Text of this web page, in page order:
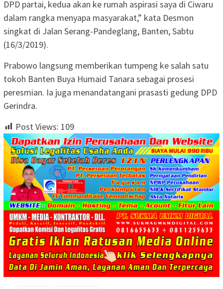
DPD partai, kedua akan ke rumah aspirasi saya di Ciwaru
dalam rangka menyapa masyarakat,” kata Desmon
singkat di Jalan Serang-Pandeglang, Banten, Sabtu
(16/3/2019).
Prabowo langsung memberikan tumpeng ke salah satu
tokoh Banten Buya Humaid Tanara sebagai prosesi
peresmian. Ia juga menandatangani prasasti gedung DPD
Gerindra.
Post Views: 109